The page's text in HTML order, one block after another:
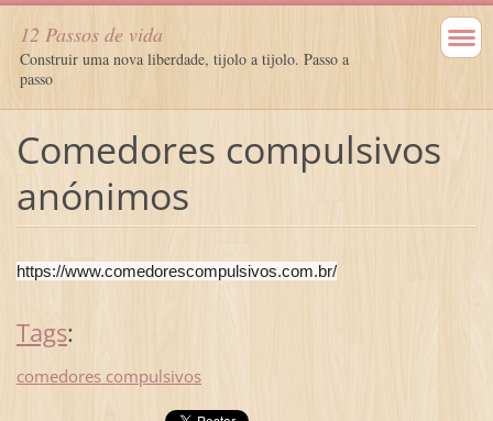
12 Passos de vida
Construir uma nova liberdade, tijolo a tijolo. Passo a
passo
Comedores compulsivos
anónimos
https://www.comedorescompulsivos.com.br/
Tags:
comedores compulsivos